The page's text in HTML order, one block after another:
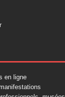
en ligne